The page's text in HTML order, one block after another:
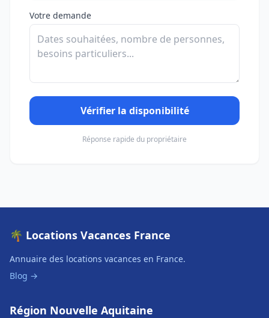
Votre demande
Vérifier la disponibilité
Réponse rapide du propriétaire
🌴 Locations Vacances France
Annuaire des locations vacances en France.
Blog →
Région Nouvelle Aquitaine